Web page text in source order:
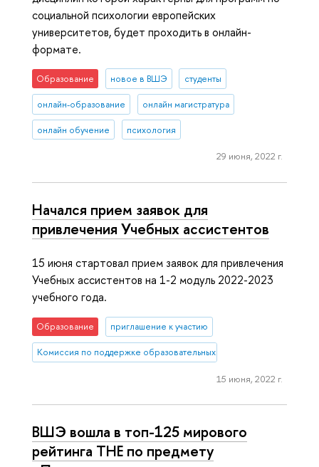
социальной психологии европейских
университетов, будет проходить в онлайн-
формате.
Образование новое в ВШЭ студенты
онлайн-образование онлайн магистратура
онлайн обучение психология
29 июня, 2022 г.
Начался прием заявок для
привлечения Учебных ассистентов
15 июня стартовал прием заявок для привлечения
Учебных ассистентов на 1-2 модуль 2022-2023
учебного года.
Образование приглашение к участию
Комиссия по поддержке образовательных инициатив
15 июня, 2022 г.
ВШЭ вошла в топ-125 мирового
рейтинга ТНЕ по предмету